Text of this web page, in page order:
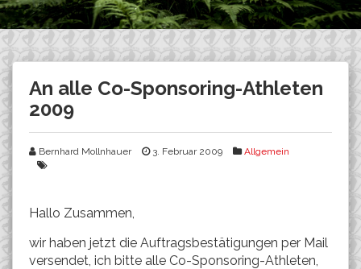
An alle Co-Sponsoring-Athleten
2009
Bernhard Mollnhauer 3. Februar 2009 Allgemein
Hallo Zusammen,
wir haben jetzt die Auftragsbestätigungen per Mail
versendet, ich bitte alle Co-Sponsoring-Athleten,